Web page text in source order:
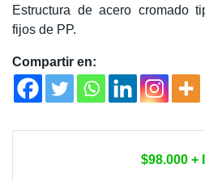
Estructura de acero cromado
fijos de PP.
Compartir en:
$98.000+